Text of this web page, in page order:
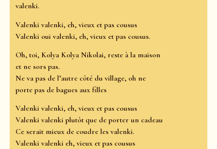
valenki.
Valenki valenki, eh, vieux et pas cousus
Valenki oui valenki, eh, vieux et pas cousus.
Oh, toi, Kolya Kolya Nikolai, reste à la maison
et ne sors pas.
Ne va pas de l’autre côté du village, oh ne
porte pas de bagues aux filles
Valenki valenki, eh, vieux et pas cousus
Valenki valenki plutôt que de porter un cadeau
Ce serait mieux de coudre les valenki.
Valenki valenki eh, vieux et pas cousus